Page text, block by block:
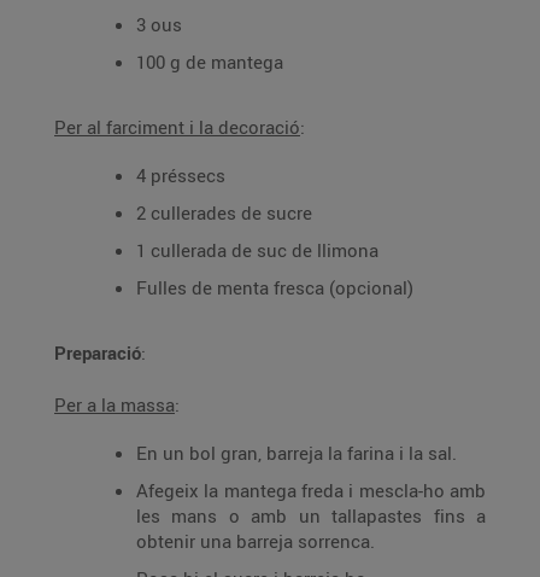
3 ous
100 g de mantega
Per al farciment i la decoració:
4 préssecs
2 cullerades de sucre
1 cullerada de suc de llimona
Fulles de menta fresca (opcional)
Preparació:
Per a la massa:
En un bol gran, barreja la farina i la sal.
Afegeix la mantega freda i mescla-ho amb
les mans o amb un tallapastes fins a
obtenir una barreja sorrenca.